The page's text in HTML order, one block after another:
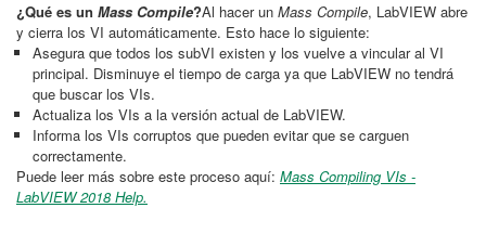
¿Qué es un Mass Compile?Al hacer un Mass Compile, LabVIEW abre
y cierra los VI automáticamente. Esto hace lo siguiente:
Asegura que todos los subVI existen y los vuelve a vincular al VI
principal. Disminuye el tiempo de carga ya que LabVIEW no tendrá
que buscar los VIs.
Actualiza los VIs a la versión actual de LabVIEW.
Informa los VIs corruptos que pueden evitar que se carguen
correctamente.
Puede leer más sobre este proceso aquí: Mass Compiling VIs -
LabVIEW 2018 Help.